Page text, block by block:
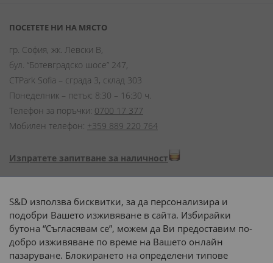
ПОСЕТЕТЕ НИ НА МЯСТО
гр. София, жк. Левски В,
бул. “Ботевградско шосе” 247,
CTPark Sofia – сграда 3, склад 303
Понеделник – петък: 8:30 – 16:30 ч.
Телефон за поръчки: 0700 17 377
Мобилен телефон: +359 889 220 764
Изпратете запитване за наличност
Начини на плащане:
S&D използва бисквитки, за да персонализира и
подобри Вашето изживяване в сайта. Избирайки
бутона “Съгласявам се”, можем да Ви предоставим по-
добро изживяване по време на Вашето онлайн
пазаруване. Блокирането на определени типове